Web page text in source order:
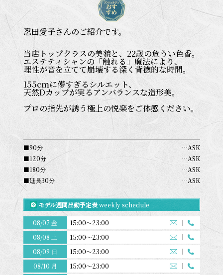
忍田愛子さんのご紹介です。
当店トップクラスの美貌と、22歳の危うい色香。
エステティシャンの「触れる」魔法により、
理性が音を立てて崩壊する深く背徳的な時間。
155cmに儚すぎるシルエット、
天然Dカップが実るアンバランスな造形美。
プロの指先が誘う極上の悦楽をご体感ください。
■90分
…ASK
■120分
…ASK
■180分
…ASK
■延長30分
…ASK
モデル週間出勤予定表weekly schedule
08/07 金
15:00～23:00
08/08 土
15:00～23:00
08/09 日
15:00～23:00
08/10 月
15:00～23:00